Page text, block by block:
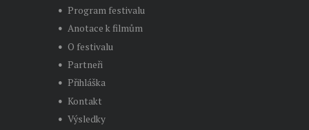
Program festivalu
Anotace k filmům
O festivalu
Partneři
Přihláška
Kontakt
Výsledky